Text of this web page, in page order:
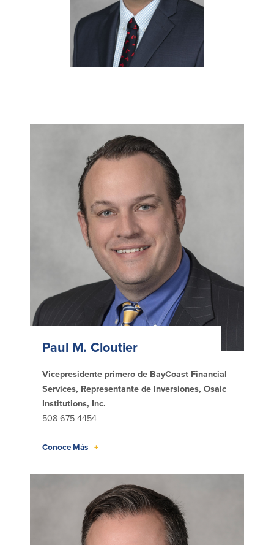
BayCoast Mortgage
Seguro de Depósitos de FDIC y DIF
Comunitaria
Ley de reinversión comunitaria
Programas educativos
Get on the Bus
Pautas para dar
Preguntas frecuentes
Paul M. Cloutier
Vicepresidente primero de BayCoast Financial
Services, Representante de Inversiones, Osaic
Institutions, Inc.
508-675-4454
Conoce Más +